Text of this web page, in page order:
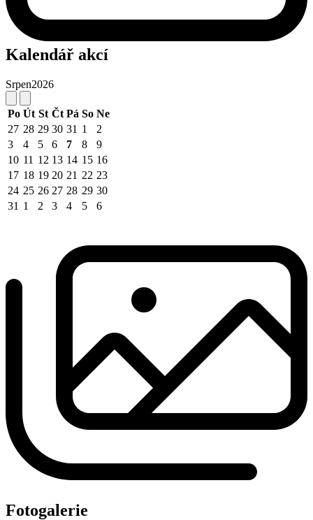
Kalendář akcí
Srpen2026
Po Út St Čt Pá So Ne
27 28 29 30 31 1
2
3
4 5 6 7 8
9
10 11 12 13 14 15 16
17 18 19 20 21 22 23
24 25 26 27 28 29 30
31 1 2 3 4 5 6
Fotogalerie